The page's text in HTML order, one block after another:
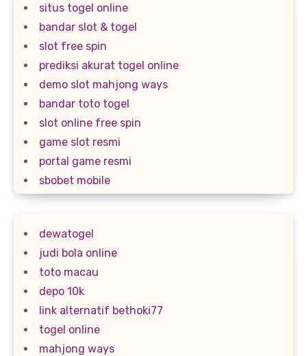
situs togel online
bandar slot & togel
slot free spin
prediksi akurat togel online
demo slot mahjong ways
bandar toto togel
slot online free spin
game slot resmi
portal game resmi
sbobet mobile
dewatogel
judi bola online
toto macau
depo 10k
link alternatif bethoki77
togel online
mahjong ways